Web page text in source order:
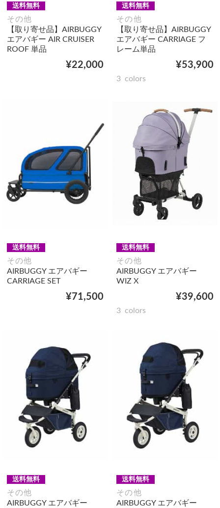
送料無料
その他
【取り寄せ品】AIRBUGGY
エアバギー AIR CRUISER
ROOF 単品
¥22,000
送料無料
その他
【取り寄せ品】AIRBUGGY
エアバギー CARRIAGE フ
レーム単品
¥53,900
3 colors
送料無料
その他
AIRBUGGY エアバギー
CARRIAGE SET
¥71,500
送料無料
その他
AIRBUGGY エアバギー
WIZ X
¥39,600
3 colors
送料無料
その他
AIRBUGGY エアバギー
送料無料
その他
AIRBUGGY エアバギー